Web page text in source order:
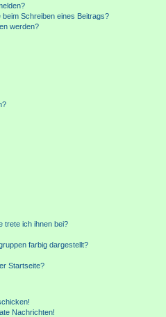
beim Schreiben eines Beitrags?
werden?
trete ich ihnen bei?
farbig dargestellt?
Startseite?
Nachrichten!